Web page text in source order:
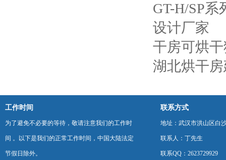
GT-H/SP
设计厂家
干房可烘
湖北烘干
工作时间
为了避免不必要的等待，敬请注意我们的工作时
间 。以下是我们的正常工作时间，中国大陆法定
节假日除外。
联系方式
地址：武汉市洪山区白
联系人：丁先生
联系QQ：2623729929